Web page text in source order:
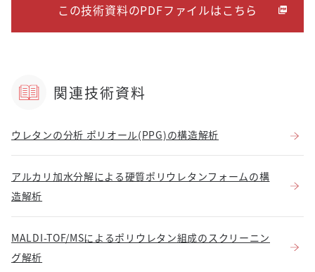
この技術資料のPDFファイルはこちら
関連技術資料
ウレタンの分析 ポリオール(PPG)の構造解析
アルカリ加水分解による硬質ポリウレタンフォームの構
造解析
MALDI-TOF/MSによるポリウレタン組成のスクリーニン
グ解析